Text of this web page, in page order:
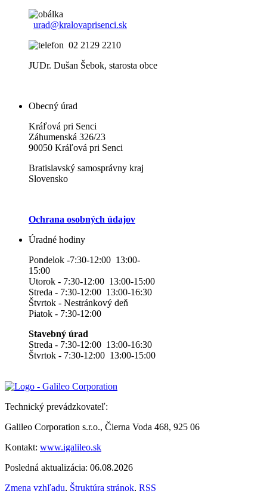
urad@kralovaprisenci.sk
02 2129 2210
JUDr. Dušan Šebok, starosta obce
Obecný úrad
Kráľová pri Senci
Záhumenská 326/23
90050 Kráľová pri Senci
Bratislavský samosprávny kraj
Slovensko
Ochrana osobných údajov
Úradné hodiny
Pondelok -7:30-12:00 13:00-
15:00
Utorok - 7:30-12:00 13:00-15:00
Streda - 7:30-12:00 13:00-16:30
Štvrtok - Nestránkový deň
Piatok - 7:30-12:00
Stavebný úrad
Streda - 7:30-12:00 13:00-16:30
Štvrtok - 7:30-12:00 13:00-15:00
Technický prevádzkovateľ:
Galileo Corporation s.r.o., Čierna Voda 468, 925 06
Kontakt: www.igalileo.sk
Posledná aktualizácia: 06.08.2026
Zmena vzhľadu, Štruktúra stránok, RSS